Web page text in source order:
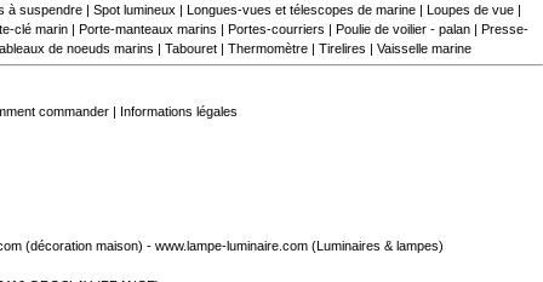
à suspendre | Spot lumineux | Longues-vues et télescopes de marine | Loupes de vue |
clé marin | Porte-manteaux marins | Portes-courriers | Poulie de voilier - palan| Presse-
de noeuds marins | Tabouret| Thermomètre| Tirelires | Vaisselle marine
commander | Informations légales
(décoration maison) - www.lampe-luminaire.com(Luminaires & lampes)